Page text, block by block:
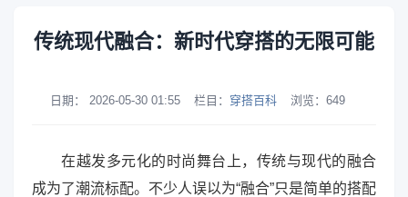
传统现代融合：新时代穿搭的无限可能
日期： 2026-05-30 01:55 栏目： 穿搭百科 浏览： 649
在越发多元化的时尚舞台上，传统与现代的融合
成为了潮流标配。不少人误以为“融合”只是简单的搭配